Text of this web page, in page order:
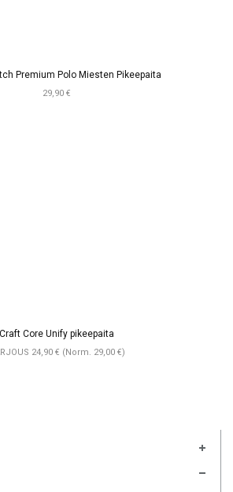
Premium Polo Miesten Pikeepaita
29,90 €
Craft Core Unify pikeepaita
24,90 € (Norm. 29,00 €)